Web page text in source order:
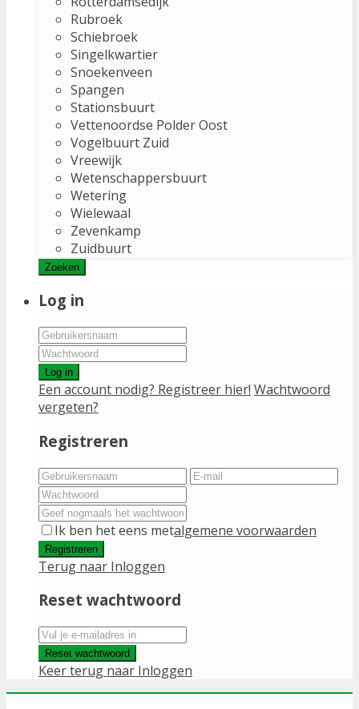
Rubroek
Schiebroek
Singelkwartier
Snoekenveen
Spangen
Stationsbuurt
Vettenoordse Polder Oost
Vogelbuurt Zuid
Vreewijk
Wetenschappersbuurt
Wetering
Wielewaal
Zevenkamp
Zuidbuurt
Zoeken
Log in
Log in
Een account nodig? Registreer hier! Wachtwoord
vergeten?
Registreren
Ik ben het eens metalgemene voorwaarden
Registreren
Terug naar Inloggen
Reset wachtwoord
Reset wachtwoord
Keer terug naar Inloggen